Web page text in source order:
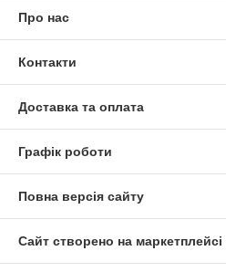
Про нас
Контакти
Доставка та оплата
Графік роботи
Повна версія сайту
Сайт створено на маркетплейсі